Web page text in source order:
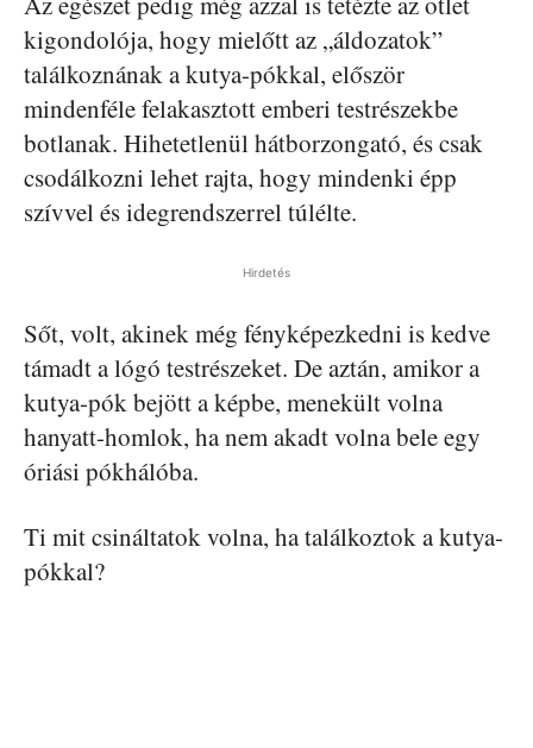
kigondolója, hogy mielőtt az „áldozatok”
találkoznának a kutya-pókkal, először
mindenféle felakasztott emberi testrészekbe
botlanak. Hihetetlenül hátborzongató, és csak
csodálkozni lehet rajta, hogy mindenki épp
szívvel és idegrendszerrel túlélte.
Hirdetés
Sőt, volt, akinek még fényképezkedni is kedve
támadt a lógó testrészeket. De aztán, amikor a
kutya-pók bejött a képbe, menekült volna
hanyatt-homlok, ha nem akadt volna bele egy
óriási pókhálóba.
Ti mit csináltatok volna, ha találkoztok a kutya-
pókkal?